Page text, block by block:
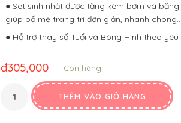
● Set sinh nhật được tặng kèm bơm và
giúp bố mẹ trang trí đơn giản, nhanh chóng..
● Hỗ trợ thay số Tuổi và Bóng Hình theo yêu
đ305,000 Còn hàng
THÊM VÀO GIỎ HÀNG